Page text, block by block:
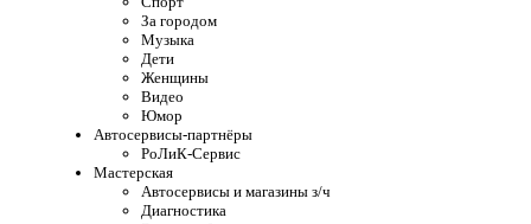
За городом
Музыка
Дети
Женщины
Видео
Юмор
Автосервисы-партнёры
РоЛиК-Сервис
Мастерская
Автосервисы и магазины з/ч
Диагностика